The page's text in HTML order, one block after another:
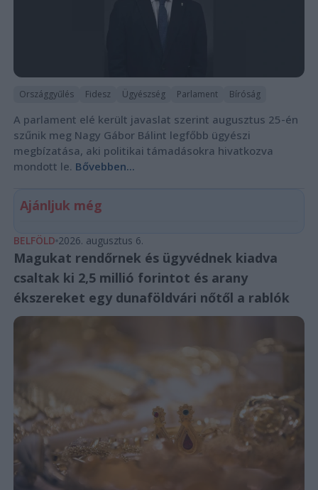
Országgyűlés Fidesz Ügyészség Parlament Bíróság
A parlament elé került javaslat szerint augusztus 25-én
szűnik meg Nagy Gábor Bálint legfőbb ügyészi
megbízatása, aki politikai támadásokra hivatkozva
mondott le. Bővebben...
Ajánljuk még
BELFÖLD 2026. augusztus 6.
Magukat rendőrnek és ügyvédnek kiadva
csaltak ki 2,5 millió forintot és arany
ékszereket egy dunaföldvári nőtől a rablók